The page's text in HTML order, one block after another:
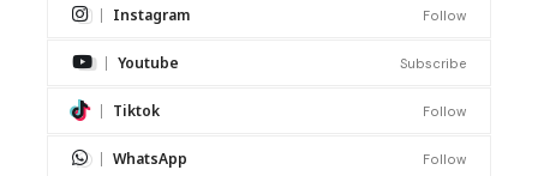
Instagram Follow
Youtube Subscribe
Tiktok Follow
WhatsApp Follow